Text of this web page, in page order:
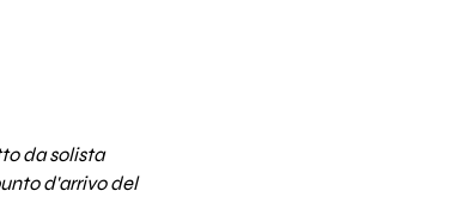
da solista
d'arrivo del